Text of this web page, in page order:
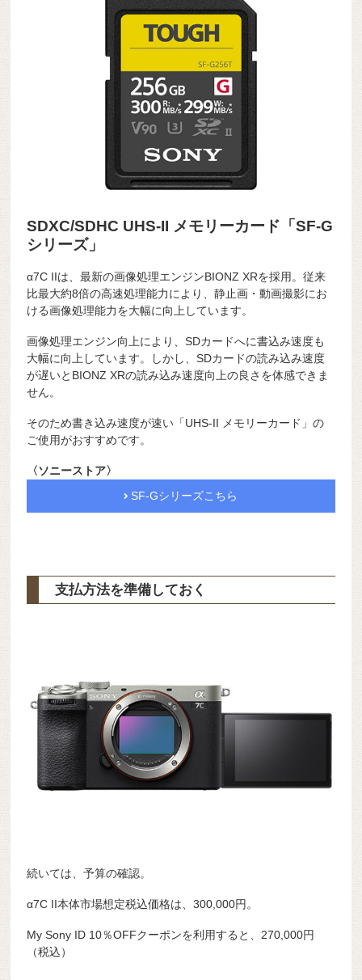
SDXC/SDHC UHS-II メモリーカード「SF-G
シリーズ」
α7C IIは、最新の画像処理エンジンBIONZ XRを採用。従来
比最大約8倍の高速処理能力により、静止画・動画撮影にお
ける画像処理能力を大幅に向上しています。
画像処理エンジン向上により、SDカードへに書込み速度も
大幅に向上しています。しかし、SDカードの読み込み速度
が遅いとBIONZ XRの読み込み速度向上の良さを体感できま
せん。
そのため書き込み速度が速い「UHS-II メモリーカード」の
ご使用がおすすめです。
〈ソニーストア〉
SF-Gシリーズこちら
支払方法を準備しておく
続いては、予算の確認。
α7C II本体市場想定税込価格は、300,000円。
My Sony ID 10％OFFクーポンを利用すると、270,000円
（税込）